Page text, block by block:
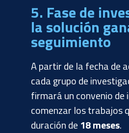
5. Fase de
la solución
seguimiento
A partir de la fecha de
cada grupo de
firmará un convenio
comenzar los trabajos
duración de 18 meses.